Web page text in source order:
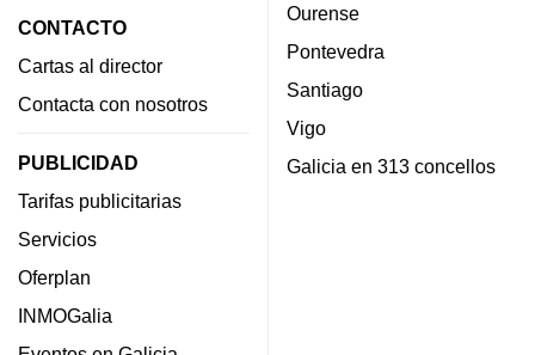
CONTACTO
Cartas al director
Contacta con nosotros
PUBLICIDAD
Tarifas publicitarias
Servicios
Oferplan
INMOGalia
Ourense
Pontevedra
Santiago
Vigo
Galicia en 313 concellos